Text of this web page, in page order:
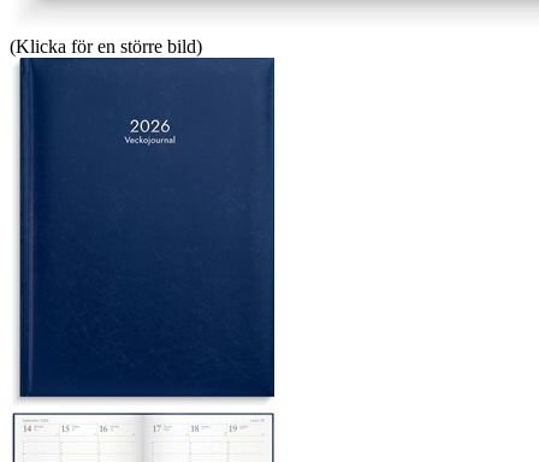
(Klicka för en större bild)